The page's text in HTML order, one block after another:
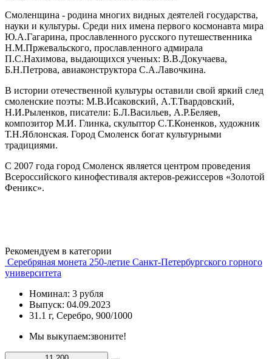
Смоленщина - родина многих видных деятелей государства,
науки и культуры. Среди них имена первого космонавта мира
Ю.А.Гагарина, прославленного русского путешественника
Н.М.Пржевальского, прославленного адмирала
П.С.Нахимова, выдающихся ученых: В.В.Докучаева,
Б.Н.Петрова, авиаконструктора С.А.Лавочкина.
В истории отечественной культуры оставили свой яркий след
смоленские поэты: М.В.Исаковский, А.Т.Твардовский,
Н.И.Рыленков, писатели: Б.Л.Васильев, А.Р.Беляев,
композитор М.И. Глинка, скульптор С.Т.Коненков, художник
Т.Н.Яблонская. Город Смоленск богат культурными
традициями.
С 2007 года город Смоленск является центром проведения
Всероссийского кинофестиваля актеров-режиссеров «Золотой
Феникс».
Рекомендуем в категории
Серебряная монета 250-летие Санкт-Петербургского горного
университета
Номинал: 3 рубля
Выпуск: 04.09.2023
31.1 г, Серебро, 900/1000
Мы выкупаем:звоните!